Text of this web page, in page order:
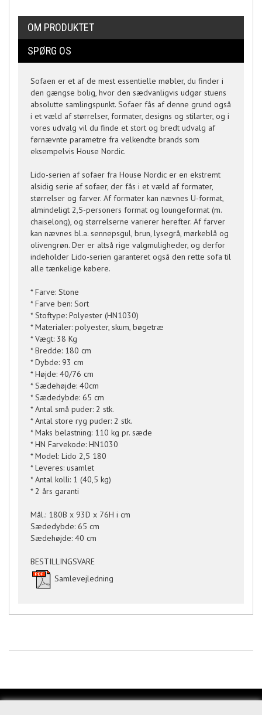
OM PRODUKTET
SPØRG OS
Sofaen er et af de mest essentielle møbler, du finder i
den gængse bolig, hvor den sædvanligvis udgør stuens
absolutte samlingspunkt. Sofaer fås af denne grund også
i et væld af størrelser, formater, designs og stilarter, og i
vores udvalg vil du finde et stort og bredt udvalg af
førnævnte parametre fra velkendte brands som
eksempelvis House Nordic.
Lido-serien af sofaer fra House Nordic er en ekstremt
alsidig serie af sofaer, der fås i et væld af formater,
størrelser og farver. Af formater kan nævnes U-format,
almindeligt 2,5-personers format og loungeformat (m.
chaiselong), og størrelserne varierer herefter. Af farver
kan nævnes bl.a. sennepsgul, brun, lysegrå, mørkeblå og
olivengrøn. Der er altså rige valgmuligheder, og derfor
indeholder Lido-serien garanteret også den rette sofa til
alle tænkelige købere.
* Farve: Stone
* Farve ben: Sort
* Stoftype: Polyester (HN1030)
* Materialer: polyester, skum, bøgetræ
* Vægt: 38 Kg
* Bredde: 180 cm
* Dybde: 93 cm
* Højde: 40/76 cm
* Sædehøjde: 40cm
* Sædedybde: 65 cm
* Antal små puder: 2 stk.
* Antal store ryg puder: 2 stk.
* Maks belastning: 110 kg pr. sæde
* HN Farvekode: HN1030
* Model: Lido 2,5 180
* Leveres: usamlet
* Antal kolli: 1 (40,5 kg)
* 2 års garanti
Mål.: 180B x 93D x 76H i cm
Sædedybde: 65 cm
Sædehøjde: 40 cm
BESTILLINGSVARE
Samlevejledning